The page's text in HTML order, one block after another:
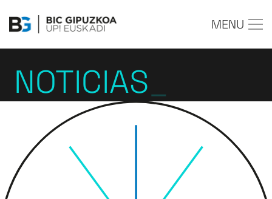
MENU
NOTICIAS